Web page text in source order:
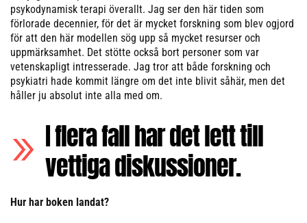
psykodynamisk terapi överallt. Jag ser den här tiden som
förlorade decennier, för det är mycket forskning som blev ogjord
för att den här modellen sög upp så mycket resurser och
uppmärksamhet. Det stötte också bort personer som var
vetenskapligt intresserade. Jag tror att både forskning och
psykiatri hade kommit längre om det inte blivit såhär, men det
håller ju absolut inte alla med om.
I flera fall har det lett till
vettiga diskussioner.
Hur har boken landat?